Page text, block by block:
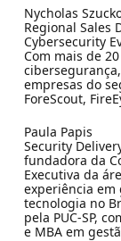
Nycholas
Regional Sales
Cybersecurity
Com mais de
empresas do
ForeScout,
Paula Papis
Security
fundadora da
Executiva da
experiência em
tecnologia no
pela PUC-SP,
e MBA em